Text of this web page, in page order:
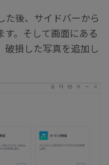
た後、サイドバーから
す。そして画面にある
破損した写真を追加し